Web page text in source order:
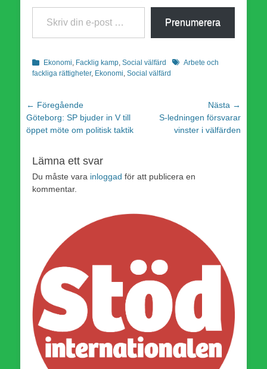
Skriv din e-post …
Prenumerera
Kategorier
Ekonomi Facklig kamp Social välfärd Etiketter
Arbete och
fackliga rättigheter, Ekonomi Social välfärd
Inläggsnavigering
← Föregående
Föregående
inlägg:
Göteborg: SP bjuder in V till
öppet möte om politisk taktik
Nästa →
inlägg:
S-ledningen försvarar
vinster i välfärden
Lämna ett svar
Du måste vara inloggad för att publicera en
kommentar.